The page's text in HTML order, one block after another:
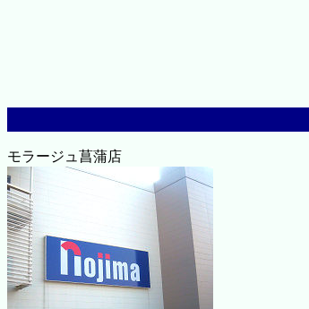
モラージュ菖蒲店